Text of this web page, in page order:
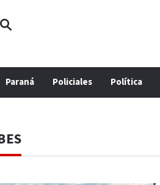
Paraná Policiales Política